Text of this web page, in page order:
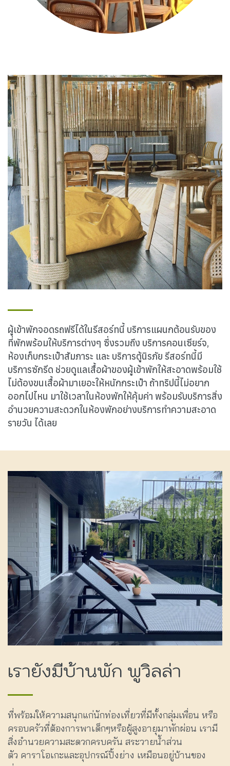
ผู้เข้าพักจอดรถฟรีได้ในรีสอร์ทนี้ บริการแผนกต้อนรับของ
ที่พักพร้อมให้บริการต่างๆ ซึ่งรวมถึง บริการคอนเซียร์จ,
ห้องเก็บกระเป๋าสัมภาระ และ บริการตู้นิรภัย รีสอร์ทนี้มี
บริการซักรีด ช่วยดูแลเสื้อผ้าของผู้เข้าพักให้สะอาดพร้อมใช้
ไม่ต้องขนเสื้อผ้ามาเยอะให้หนักกระเป๋า ถ้าทริปนี้ไม่อยาก
ออกไปไหน มาใช้เวลาในห้องพักให้คุ้มค่า พร้อมรับบริการสิ่ง
อำนวยความสะดวกในห้องพักอย่างบริการทำความสะอาด
รายวัน ได้เลย
เรายังมีบ้านพัก พูวิลล่า
ที่พร้อมให้ความสนุกแก่นักท่องเที่ยวที่มีทั้งกลุ่มเพื่อน หรือ
ครอบครัวที่ต้องการพาเด็กๆหรือผู้สูงอายุมาพักผ่อน เรามี
สิ่งอำนวยความสะดวกครบครัน สระวายน้ำส่วน
ตัว คาราโอเกะและอุปกรณ์ปิ้งย่าง เหมือนอยู่บ้านของ